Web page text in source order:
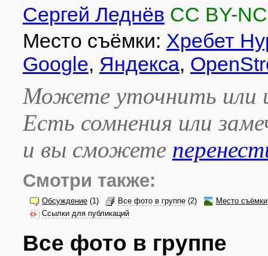
Сергей Леднёв CC BY-NC
Место съёмки: Хребет
Google, Яндекса,
Можете уточнить или
Есть сомнения или
и вы сможете
Смотри также:
Обсуждение (1) Все фото в группе (2)
Место съёмки
Ссылки для публикаций
Все фото в группе